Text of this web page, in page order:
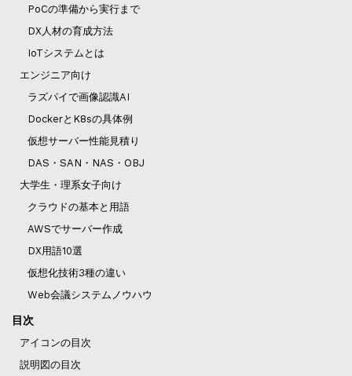
PoCの準備から実行まで
DX人材の育成方法
IoTシステムとは
エンジニア向け
ラズパイで画像認識AI
DockerとK8sの具体例
仮想サーバー性能見積り
DAS・SAN・NAS・OBJ
大学生・理系女子向け
クラウドの基本と用語
AWSでサーバー作成
DX用語10選
仮想化技術3種の違い
Web会議システムノウハウ
目次
アイコンの目次
説明図の目次